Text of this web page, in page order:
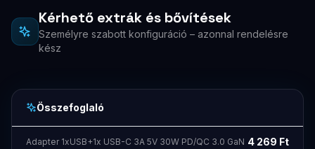
Kérhető extrák és bővítések
Személyre szabott konfiguráció – azonnal rendelésre
kész
Összefoglaló
Adapter 1xUSB+1x USB-C 3A 5V 30W PD/QC 3.0 GaN 4 269 Ft